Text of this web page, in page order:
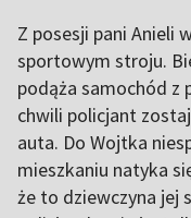
Z posesji pani Anieli
sportowym stroju.
podąża samochód z
chwili policjant
auta. Do Wojtka
mieszkaniu natyka
że to dziewczyna jej